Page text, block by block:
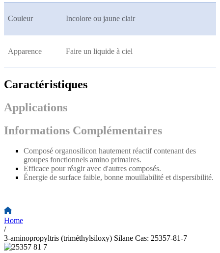
Couleur Incolore ou jaune clair
Apparence Faire un liquide à ciel
Caractéristiques
Applications
Informations Complémentaires
Composé organosilicon hautement réactif contenant des
groupes fonctionnels amino primaires.
Efficace pour réagir avec d'autres composés.
Énergie de surface faible, bonne mouillabilité et dispersibilité.
Home
/
3-aminopropyltris (triméthylsiloxy) Silane Cas: 25357-81-7